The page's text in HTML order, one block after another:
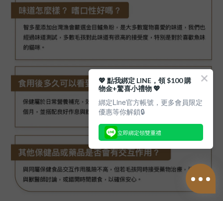
💖 點我綁定 LINE，領 $100 購
物金+驚喜小禮物 💖
綁定Line官方帳號，更多會員限定
優惠等你解鎖🔒
立即綁定領雙重禮